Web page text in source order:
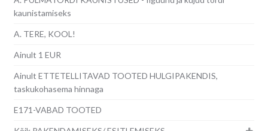
kaunistamiseks
A. TERE, KOOL!
Ainult 1 EUR
Ainult ETTETELLITAVAD TOOTED HULGIPAKENDIS,
taskukohasema hinnaga
E171-VABAD TOOTED